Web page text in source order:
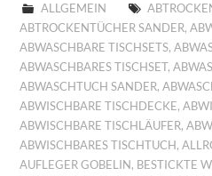
ALLGEMEIN
ABTROCKENTÜCHER SANDER,
ABWASCHBARE TISCHSETS,
ABWASCHBARES TISCHSET,
ABWASCHTUCH SANDER,
ABWISCHBARE TISCHDECKE,
ABWISCHBARE TISCHLÄUFER,
ABWISCHBARES TISCHTUCH,
AUFLEGER GOBELIN, BESTICKTE